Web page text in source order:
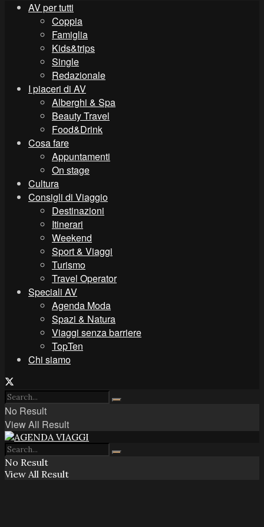
AV per tutti
Coppia
Famiglia
Kids&trips
Single
Redazionale
I piaceri di AV
Alberghi & Spa
Beauty Travel
Food&Drink
Cosa fare
Appuntamenti
On stage
Cultura
Consigli di Viaggio
Destinazioni
Itinerari
Weekend
Sport & Viaggi
Turismo
Travel Operator
Speciali AV
Agenda Moda
Spazi & Natura
Viaggi senza barriere
TopTen
Chi siamo
No Result
View All Result
No Result
View All Result